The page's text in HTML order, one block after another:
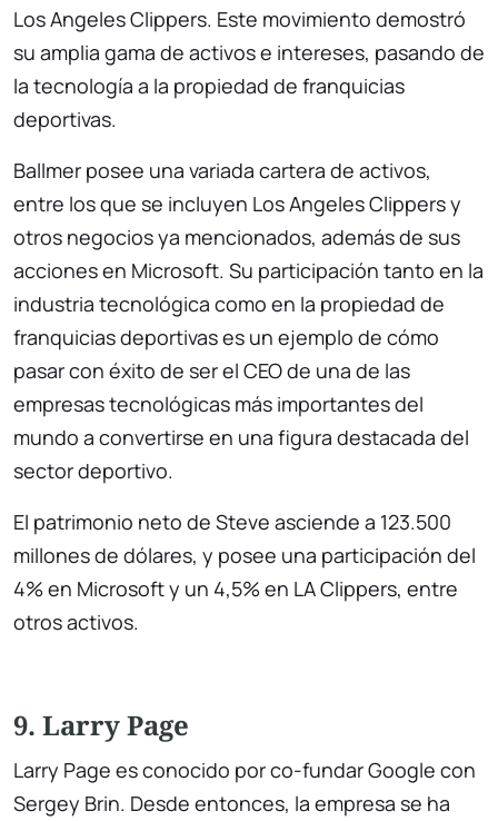
Los Angeles Clippers. Este movimiento demostró
su amplia gama de activos e intereses, pasando de
la tecnología a la propiedad de franquicias
deportivas.
Ballmer posee una variada cartera de activos,
entre los que se incluyen Los Angeles Clippers y
otros negocios ya mencionados, además de sus
acciones en Microsoft. Su participación tanto en la
industria tecnológica como en la propiedad de
franquicias deportivas es un ejemplo de cómo
pasar con éxito de ser el CEO de una de las
empresas tecnológicas más importantes del
mundo a convertirse en una figura destacada del
sector deportivo.
El patrimonio neto de Steve asciende a 123.500
millones de dólares, y posee una participación del
4% en Microsoft y un 4,5% en LA Clippers, entre
otros activos.
9. Larry Page
Larry Page es conocido por co-fundar Google con
Sergey Brin. Desde entonces, la empresa se ha